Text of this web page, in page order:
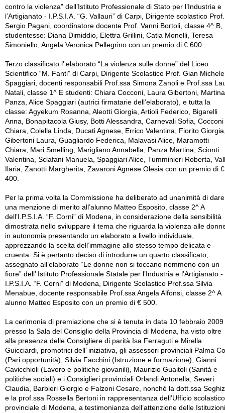
contro la violenza” dell’Istituto Professionale di Stato per l’Industria e
l’Artigianato - I.P.S.I.A. “G. Vallauri” di Carpi, Dirigente scolastico Prof.
Sergio Pagani, coordinatore docente Prof. Vanni Bortoli, classe 4^ B,
studentesse: Diana Dimiddio, Elettra Grillini, Catia Monelli, Teresa
Simoniello, Angela Veronica Pellegrino con un premio di € 600.
Terzo classificato l’ elaborato “La violenza sulle donne” del Liceo
Scientifico “M. Fanti” di Carpi, Dirigente Scolastico Prof. Gian Michele
Spaggiari, docenti responsabili Prof.ssa Simona Zanoli e Prof.ssa
Natali, classe 1^ E studenti: Chiara Cocconi, Laura Gibertoni, Martina
Panza, Alice Spaggiari (autrici firmatarie dell’elaborato), e tutta la
classe: Agyekum Rosanna, Aleotti Giorgia, Artioli Federico, Bigarelli
Anna, Bonapitacola Giusy, Botti Alessandra, Carnevali Sofia, Cocconi
Chiara, Colella Linda, Ducati Agnese, Errico Valentina, Fiorito
Gibertoni Laura, Guagliardo Federica, Malavasi Alice, Maramotti
Chiara, Mari Smelling, Marigliano Annabella, Panza Martina, Scionti
Valentina, Sclafani Manuela, Spaggiari Alice, Tumminieri Roberta,
Ilaria, Zanotti Margherita, Zavaroni Agnese Olesia con un premio di €
400.
Per la prima volta la Commissione ha deliberato ad unanimità di dare
una menzione di merito all’alunno Matteo Esposito, classe 2^ A
dell’I.P.S.I.A. “F. Corni” di Modena, in considerazione della sensibilità
dimostrata nello sviluppare il tema che riguarda la violenza alle
in autonomia presentando un elaborato a livello individuale,
apprezzando la scelta dell’immagine allo stesso tempo delicata e
cruenta. Si è pertanto deciso di introdurre un quarto classificato,
assegnato all’elaborato “Le donne non si toccano nemmeno con un
fiore” dell’ Istituto Professionale Statale per l’Industria e l’Artigianato -
I.P.S.I.A. “F. Corni” di Modena, Dirigente Scolastico Prof.ssa Silvia
Menabue, docente responsabile Prof.ssa Angela Alfonsi, classe 2^ A
alunno Matteo Esposito con un premio di € 500.
La cerimonia di premiazione che si è tenuta in data 10 febbraio 2009
presso la Sala del Consiglio della Provincia di Modena, ha visto oltre
alla presenza delle Consigliere di parità Isa Ferraguti e Mirella
Guicciardi, promotrici dell’ iniziativa, gli assessori provinciali Palma
(Pari opportunità), Silvia Facchini (Istruzione e formazione), Gianni
Cavicchioli (Lavoro e politiche giovanili), Maurizio Guaitoli (Sanità e
politiche sociali) e i Consiglieri provinciali Orlandi Antonella, Severi
Claudia, Barbieri Giorgio e Falzoni Cesare, nonché la dott.ssa
e la prof.ssa Rossella Bertoni in rappresentanza dell’Ufficio scolastico
provinciale di Modena, a testimonianza dell’attenzione delle Istituzioni